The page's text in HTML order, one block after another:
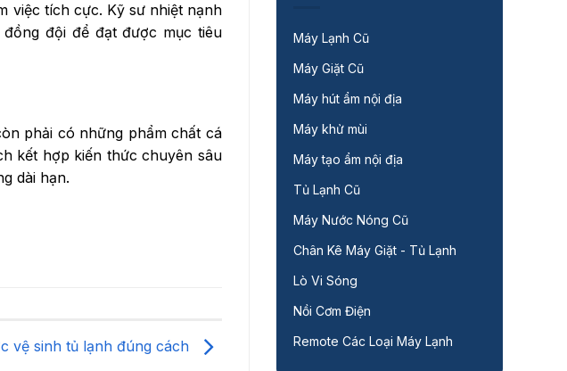
việc tích cực. Kỹ sư nhiệt nạnh
đội để đạt được mục tiêu
phải có những phẩm chất cá
kết hợp kiến thức chuyên sâu
dài hạn.
vệ sinh tủ lạnh đúng cách
Máy Lạnh Cũ
Máy Giặt Cũ
Máy hút ẩm nội địa
Máy khử mùi
Máy tạo ẩm nội địa
Tủ Lạnh Cũ
Máy Nước Nóng Cũ
Chân Kê Máy Giặt - Tủ Lạnh
Lò Vi Sóng
Nồi Cơm Điện
Remote Các Loại Máy Lạnh